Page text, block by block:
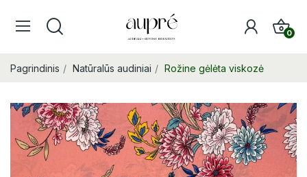
0
Pagrindinis Natūralūs audiniai Rožine gėlėta viskozė